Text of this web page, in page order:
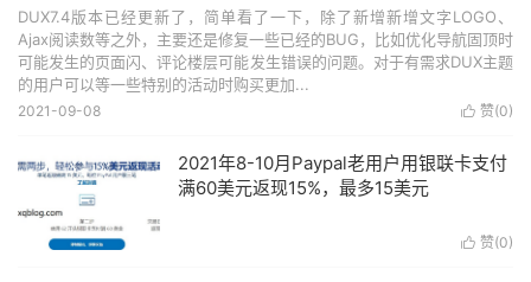
DUX7.4版本已经更新了，简单看了一下，除了新增新增文字LOGO、
Ajax阅读数等之外，主要还是修复一些已经的BUG，比如优化导航固顶时
可能发生的页面闪、评论楼层可能发生错误的问题。对于有需求DUX主题
的用户可以等一些特别的活动时购买更加...
 赞(0)
2021-09-08
2021年8-10月Paypal老用户用银联卡支付
满60美元返现15%，最多15美元
 赞(0)